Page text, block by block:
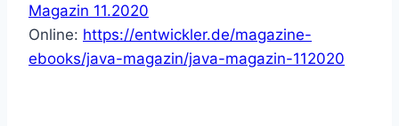
Magazin 11.2020
Online: https://entwickler.de/magazine-
ebooks/java-magazin/java-magazin-112020